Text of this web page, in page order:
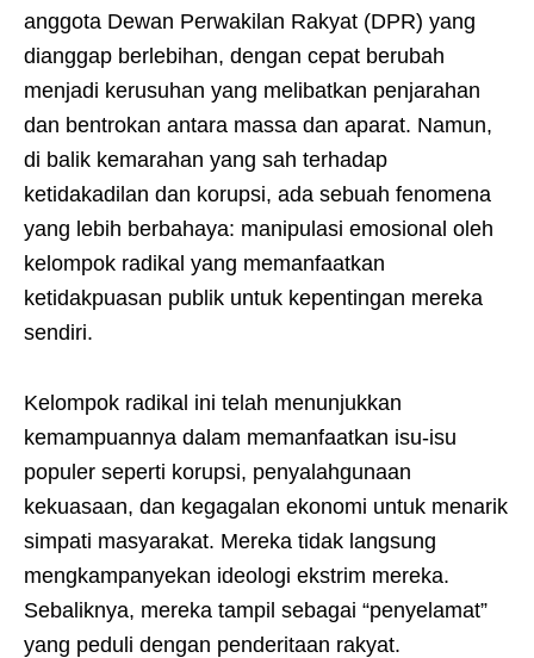
anggota Dewan Perwakilan Rakyat (DPR) yang
dianggap berlebihan, dengan cepat berubah
menjadi kerusuhan yang melibatkan penjarahan
dan bentrokan antara massa dan aparat. Namun,
di balik kemarahan yang sah terhadap
ketidakadilan dan korupsi, ada sebuah fenomena
yang lebih berbahaya: manipulasi emosional oleh
kelompok radikal yang memanfaatkan
ketidakpuasan publik untuk kepentingan mereka
sendiri.
Kelompok radikal ini telah menunjukkan
kemampuannya dalam memanfaatkan isu-isu
populer seperti korupsi, penyalahgunaan
kekuasaan, dan kegagalan ekonomi untuk menarik
simpati masyarakat. Mereka tidak langsung
mengkampanyekan ideologi ekstrim mereka.
Sebaliknya, mereka tampil sebagai “penyelamat”
yang peduli dengan penderitaan rakyat.